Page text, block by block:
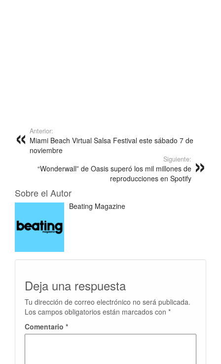
Anterior:
Miami Beach Virtual Salsa Festival este sábado 7 de
noviembre
Siguiente:
“Wonderwall” de Oasis superó los mil millones de
reproducciones en Spotify
Sobre el Autor
Beating Magazine
Deja una respuesta
Tu dirección de correo electrónico no será publicada.
Los campos obligatorios están marcados con *
Comentario *